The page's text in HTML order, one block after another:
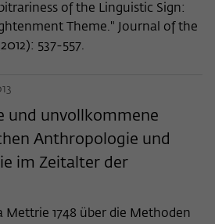
of the Linguistic Sign:
Theme." Journal of the
537-557.
und unvollkommene
Anthropologie und
im Zeitalter der
Mettrie 1748 über die Methoden